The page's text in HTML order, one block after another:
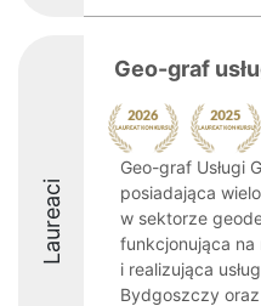
Laureaci
Geo-graf
Geo-graf Usługi
posiadająca
w sektorze
funkcjonująca
i realizująca
Bydgoszczy